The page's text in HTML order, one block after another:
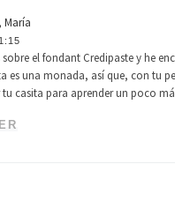
María
sobre el fondant Credipaste y he
es una monada, así que, con tu
casita para aprender un poco